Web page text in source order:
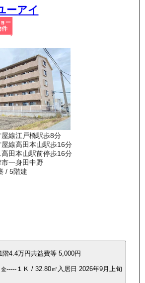
ーアイ
線江戸橋駅歩8分
線高田本山駅歩16分
田本山駅前停歩16分
一身田中野
/ 5階建
1階4.4万円共益費等 5,000円
-----１Ｋ / 32.80㎡ 入居日 2026年9月上旬